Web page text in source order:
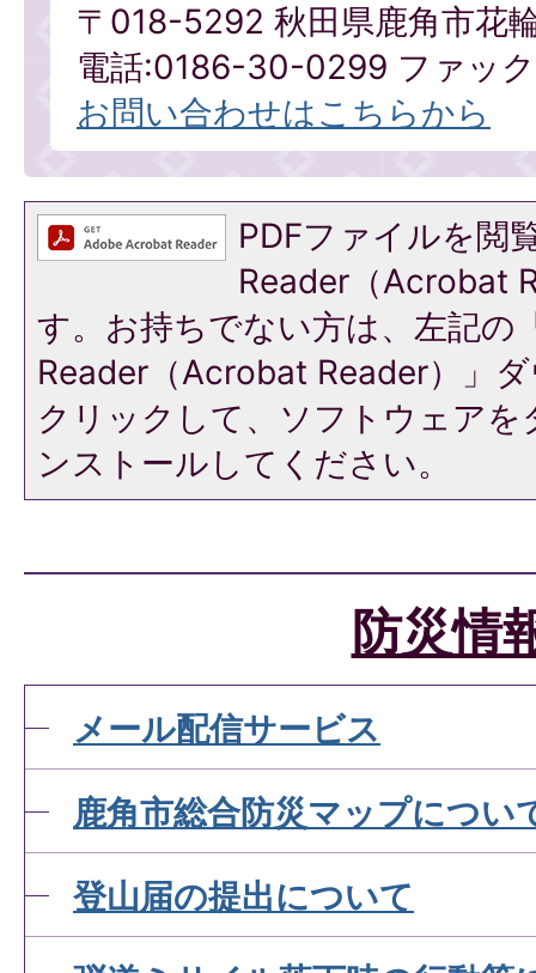
〒018-5292 秋田県鹿角市花
電話:0186-30-0299 ファッ
お問い合わせはこちらから
PDFファイルを閲
Reader（Acrobat
す。お持ちでない方は、左記の
Reader（Acrobat Reader）」
クリックして、ソフトウェア
ンストールしてください。
防災情
メール配信サービス
鹿角市総合防災マップについ
登山届の提出について